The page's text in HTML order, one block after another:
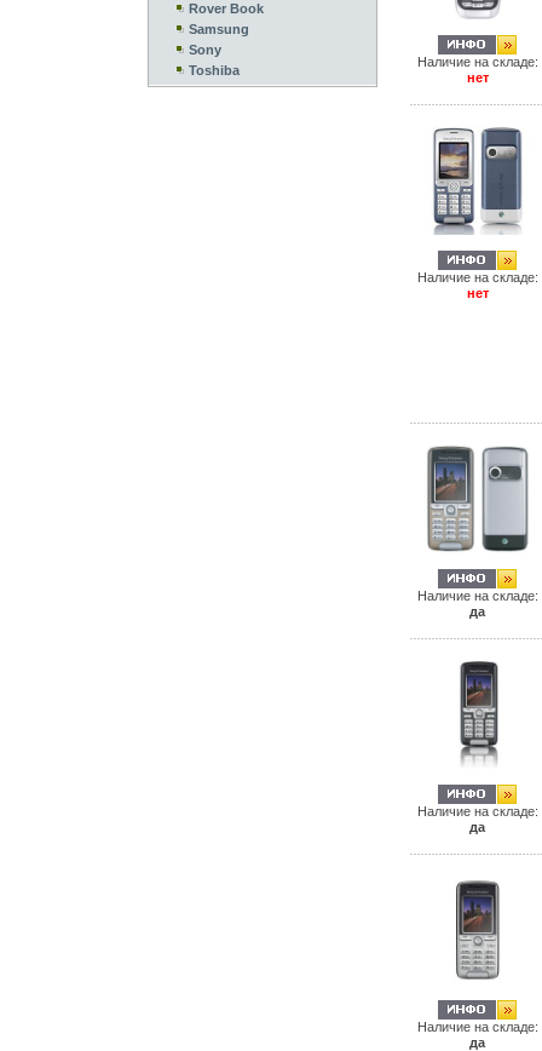
Rover Book
Samsung
Sony
Toshiba
Наличие на складе:
нет
Наличие на складе:
нет
Наличие на складе:
да
Наличие на складе:
да
Наличие на складе:
да